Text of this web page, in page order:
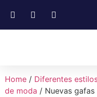
Home / Diferentes
de moda / Nuevas